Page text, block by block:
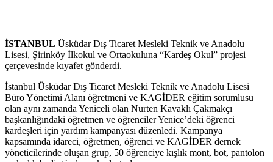
İSTANBUL Üsküdar Dış Ticaret Mesleki Teknik ve Anadolu
Lisesi, Şirinköy İlkokul ve Ortaokuluna “Kardeş Okul” projesi
çerçevesinde kıyafet gönderdi.
İstanbul Üsküdar Dış Ticaret Mesleki Teknik ve Anadolu Lisesi
Büro Yönetimi Alanı öğretmeni ve KAGİDER eğitim sorumlusu
olan aynı zamanda Yeniceli olan Nurten Kavaklı Çakmakçı
başkanlığındaki öğretmen ve öğrenciler Yenice’deki öğrenci
kardeşleri için yardım kampanyası düzenledi. Kampanya
kapsamında idareci, öğretmen, öğrenci ve KAGİDER dernek
yöneticilerinde oluşan grup, 50 öğrenciye kışlık mont, bot, pantolon